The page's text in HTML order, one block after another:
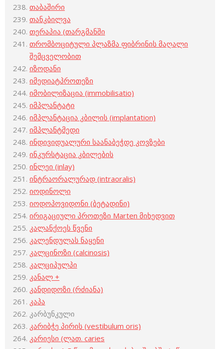
თაბაშირი
თანკბილვა
თერაპია (თარგმანში
თრომბოციტული პლაზმა ფიბრინის მაღალი
შემცველობით
იზოდანი
იმედიატპროთეზი
იმობილიზაცია (immobilisatio)
იმპლანტატი
იმპლანტაცია კბილის (implantation)
იმპლანტმედი
ინდივიდუალური საანაბეჭდე კოვზები
ინკურსტაცია კბილების
ინლეი (inlay)
ინტრაორალურად (intraoralis)
იოდინოლი
იოდოპოვიდონი (ბეტადინი)
ირიგაციული პროთეზი Marten მიხედვით
კალანქოეს წვენი
კალენდულას ნაყენი
კალცინოზი (calcinosis)
კალციპულპი
კანალ +
კანდიდოზი (რძიანა)
კაპა
კარბუნკული
კარიბჭე პირის (vestibulum oris)
კარიესი (ლათ. caries